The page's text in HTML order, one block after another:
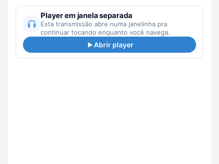
Player em janela separada
Esta transmissão abre numa janelinha pra
continuar tocando enquanto você navega.
Abrir player